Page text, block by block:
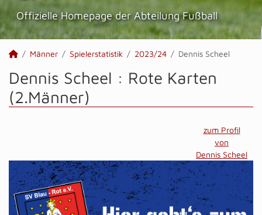
Offizielle Homepage der Abteilung Fußball
Männer Spielerstatistik 2023/24 Dennis Scheel
Dennis Scheel : Rote Karten
(2.Männer)
zum Profil
von
Dennis Scheel